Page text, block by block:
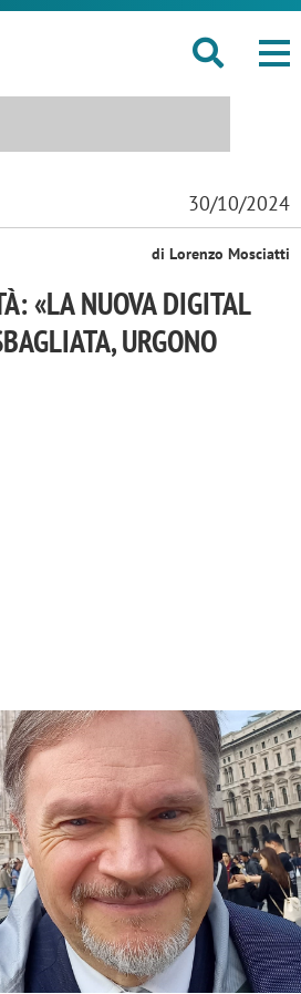
30/10/2024
di Lorenzo Mosciatti
«LA NUOVA DIGITAL
URGONO